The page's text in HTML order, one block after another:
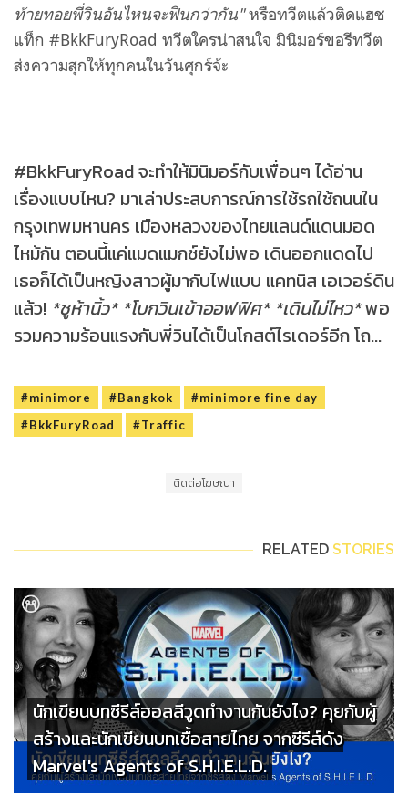
ท้ายทอยพี่วินอันไหนจะฟินกว่ากัน"หรือทวีตแล้วติดแฮช
แท็ก #BkkFuryRoad ทวีตใครน่าสนใจ มินิมอร์ขอรีทวีต
ส่งความสุกให้ทุกคนในวันศุกร์จ้ะ
#BkkFuryRoad จะทำให้มินิมอร์กับเพื่อนๆ ได้อ่าน
เรื่องแบบไหน? มาเล่าประสบการณ์การใช้รถใช้ถนนใน
กรุงเทพมหานคร เมืองหลวงของไทยแลนด์แดนมอด
ไหม้กัน ตอนนี้แค่แมดแมกซ์ยังไม่พอ เดินออกแดดไป
เธอก็ได้เป็นหญิงสาวผู้มากับไฟแบบ แคทนิส เอเวอร์ดีน
แล้ว! *ชูห้านิ้ว* *โบกวินเข้าออฟฟิศ* *เดินไม่ไหว*พอ
รวมความร้อนแรงกับพี่วินได้เป็นโกสต์ไรเดอร์อีก โถ...
#minimore #Bangkok
#minimore fine day
#BkkFuryRoad
#Traffic
ติดต่อโฆษณา
RELATED STORIES
นักเขียนบทซีรีส์ฮอลลีวูดทำงานกันยังไง? คุยกับผู้
สร้างและนักเขียนบทเชื้อสายไทย จากซีรีส์ดัง
Marvel's Agents of S.H.I.E.L.D.